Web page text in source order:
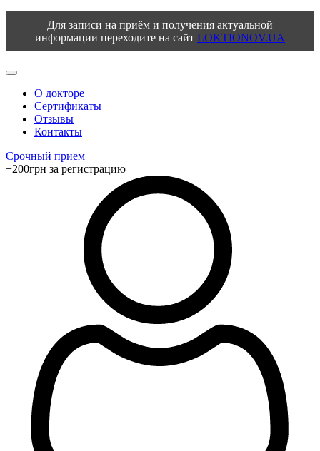
Для записи на приём и получения актуальной
информации переходите на сайт LOKTIONOV.UA
О докторе
Сертификаты
Отзывы
Контакты
Срочный прием
+200грн за регистрацию